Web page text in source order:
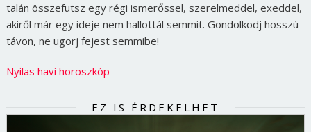
talán összefutsz egy régi ismerőssel, szerelmeddel, exeddel,
akiről már egy ideje nem hallottál semmit. Gondolkodj hosszú
távon, ne ugorj fejest semmibe!
Nyilas havi horoszkóp
EZ IS ÉRDEKELHET